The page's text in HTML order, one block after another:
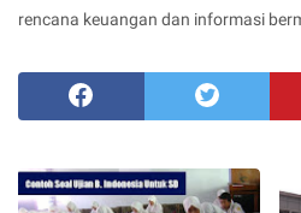
rencana keuangan dan informasi